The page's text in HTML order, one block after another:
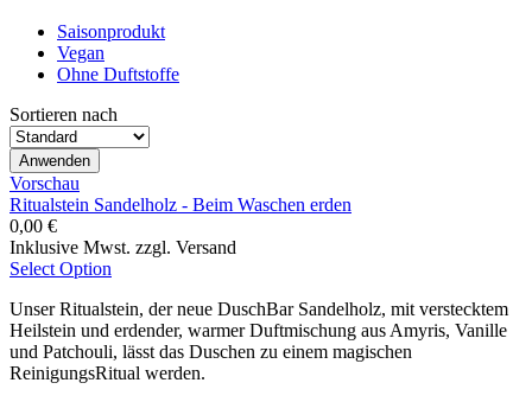
Saisonprodukt
Vegan
Ohne Duftstoffe
Sortieren nach
Vorschau
Ritualstein Sandelholz - Beim Waschen erden
0,00 €
Inklusive Mwst. zzgl. Versand
Select Option
Unser Ritualstein, der neue DuschBar Sandelholz, mit verstecktem
Heilstein und erdender, warmer Duftmischung aus Amyris, Vanille
und Patchouli, lässt das Duschen zu einem magischen
ReinigungsRitual werden.